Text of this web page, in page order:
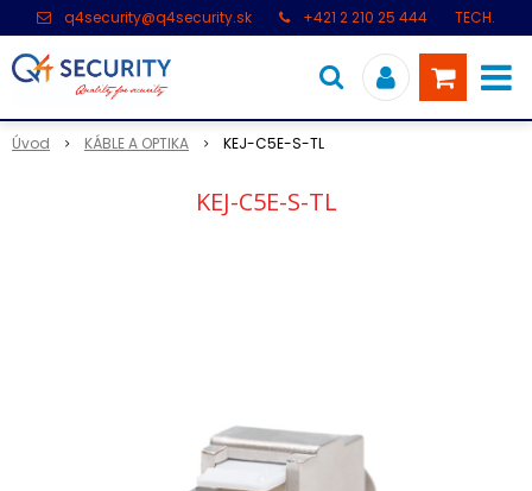
q4security@q4security.sk +421 2 210 25 444
TECH.
Úvod KÁBLE A OPTIKA KEJ-C5E-S-TL
KEJ-C5E-S-TL